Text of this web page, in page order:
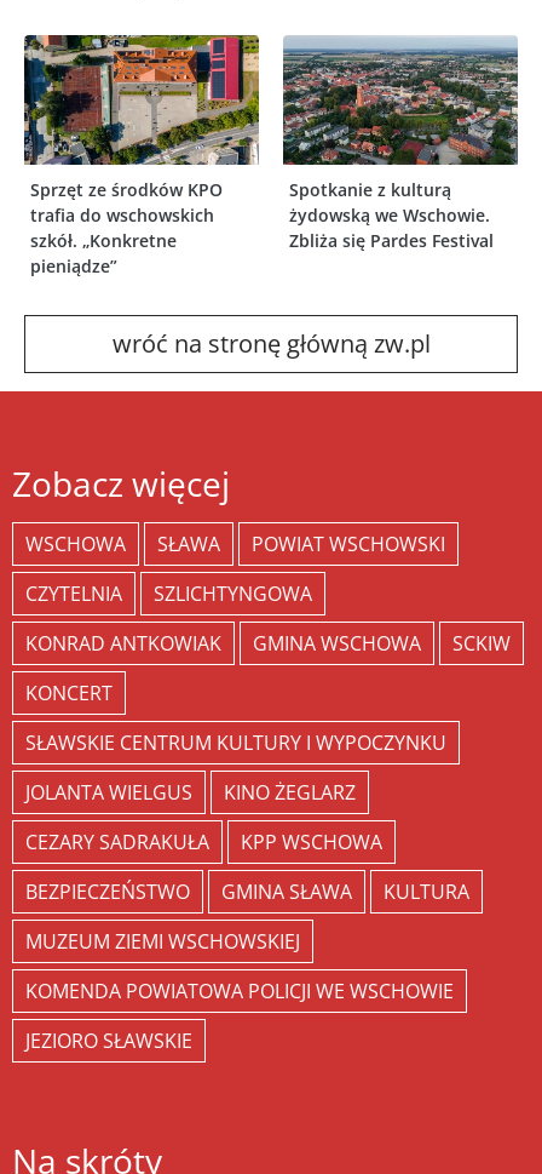
Sprzęt ze środków KPO
trafia do wschowskich
szkół. „Konkretne
pieniądze”
Spotkanie z kulturą
żydowską we Wschowie.
Zbliża się Pardes Festival
wróć na stronę główną zw.pl
Zobacz więcej
WSCHOWA SŁAWA
POWIAT WSCHOWSKI
CZYTELNIA
SZLICHTYNGOWA
KONRAD ANTKOWIAK
GMINA WSCHOWA
SCKIW
KONCERT
SŁAWSKIE CENTRUM KULTURY I WYPOCZYNKU
JOLANTA WIELGUS
KINO ŻEGLARZ
CEZARY SADRAKUŁA
KPP WSCHOWA
BEZPIECZEŃSTWO
GMINA SŁAWA
KULTURA
MUZEUM ZIEMI WSCHOWSKIEJ
KOMENDA POWIATOWA POLICJI WE WSCHOWIE
JEZIORO SŁAWSKIE
Na skróty